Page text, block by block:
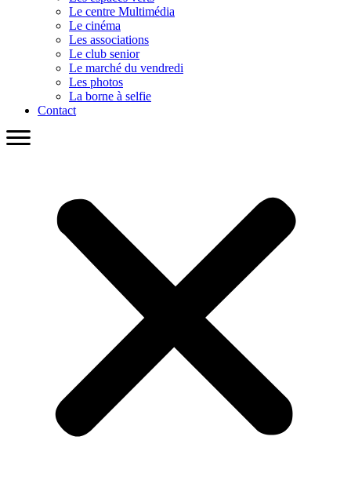
Le centre Multimédia
Le cinéma
Les associations
Le club senior
Le marché du vendredi
Les photos
La borne à selfie
Contact